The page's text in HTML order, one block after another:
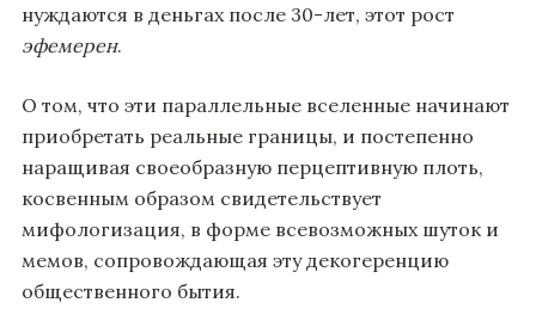
нуждаются в деньгах после 30-лет, этот рост
эфемерен.
О том, что эти параллельные вселенные начинают
приобретать реальные границы, и постепенно
наращивая своеобразную перцептивную плоть,
косвенным образом свидетельствует
мифологизация, в форме всевозможных шуток и
мемов, сопровождающая эту декогеренцию
общественного бытия.